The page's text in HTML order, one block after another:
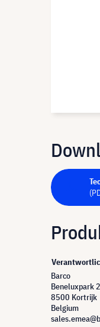
Barco
Beneluxpark
8500 Kortrijk
Belgium